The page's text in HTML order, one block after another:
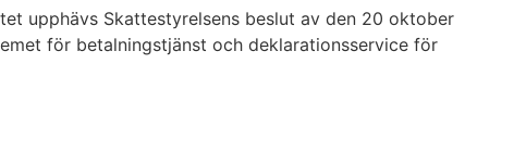
upphävs Skattestyrelsens beslut av den 20 oktober
för betalningstjänst och deklarationsservice för